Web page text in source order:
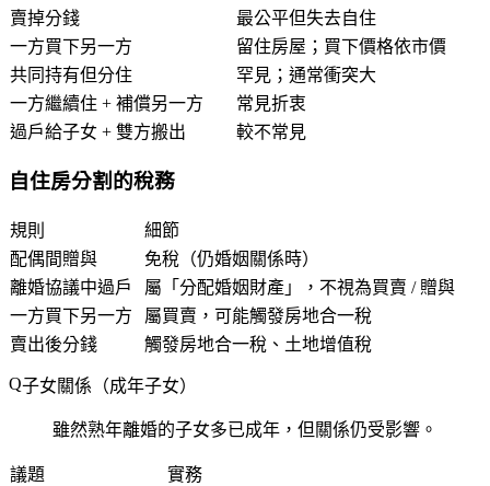
賣掉分錢
最公平但失去自住
一方買下另一方
留住房屋；買下價格依市價
共同持有但分住
罕見；通常衝突大
一方繼續住 + 補償另一方
常見折衷
過戶給子女 + 雙方搬出
較不常見
自住房分割的稅務
規則
細節
配偶間贈與
免稅（仍婚姻關係時）
離婚協議中過戶
屬「分配婚姻財產」，不視為買賣 / 贈與
一方買下另一方
屬買賣，可能觸發房地合一稅
賣出後分錢
觸發房地合一稅、土地增值稅
子女關係（成年子女）
雖然熟年離婚的子女多已成年，但關係仍受影響。
議題
實務